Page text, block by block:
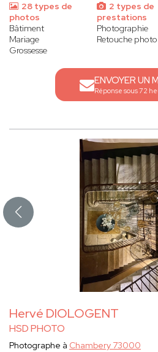
28 types de
photos
Bâtiment
Mariage
Grossesse
2 types de
prestations
Photographie
Retouche photo
ENVOYER UN
Réponse sous 72
Hervé DIOLOGENT
HSD PHOTO
Photographe à Chambery 73000